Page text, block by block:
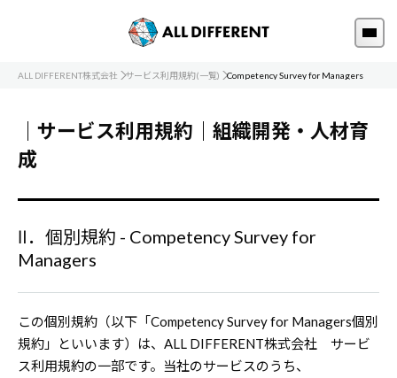
ALL DIFFERENT株式会社 サービス利用規約(一覧) Competency Survey for Managers
｜サービス利用規約｜組織開発・人材育
成
Ⅱ．個別規約 - Competency Survey for
Managers
この個別規約（以下「Competency Survey for Managers個別
規約」といいます）は、ALL DIFFERENT株式会社 サービ
ス利用規約の一部です。当社のサービスのうち、